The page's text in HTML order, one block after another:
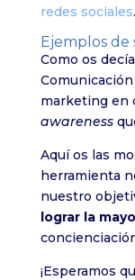
redes sociales.
Ejemplos
Como os
marketing en
awareness
Aquí os las
herramienta
nuestro
lograr la
¡Esperamos